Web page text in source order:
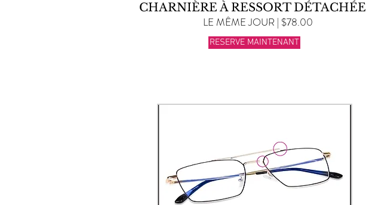
CHARNIÈRE À RESSORT DÉTACHÉE
LE MÊME JOUR | $78.00
RESERVE MAINTENANT